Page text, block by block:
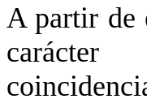
A partir de
carácter